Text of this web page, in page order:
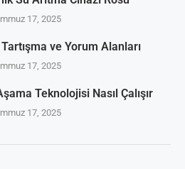
17, 2025
ve Yorum Alanları
17, 2025
Teknolojisi Nasıl Çalışır
17, 2025